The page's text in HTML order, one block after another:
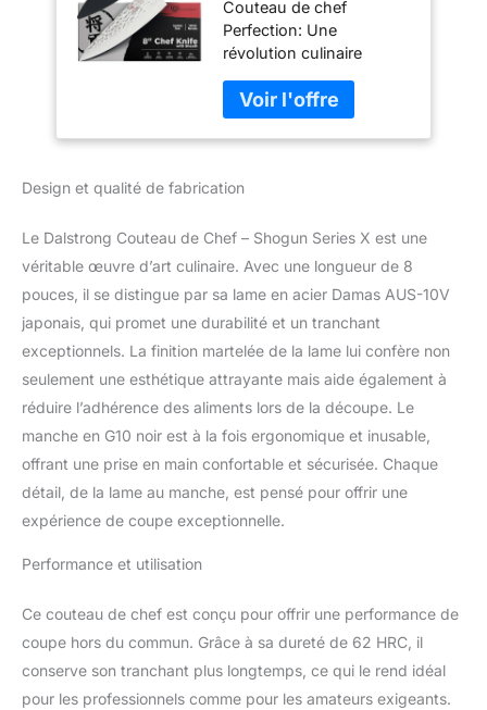
Damas - Finition
Martelée - AUS-10V
Japonais Super
Steel - Poignée G10
Noire - Avec Gaine
Couteau de chef
Perfection: Une
révolution culinaire
savoir-faire exceptionnel
et primé, une technologie
d'avant-garde, un design
meilleurs matériaux
performances maximales
n'ont jamais été aussi
bonnes pour vous et
votre porte-monnaie.
Performances inégalées:
Le cuir chevelu
impitoyablement
est fini à la main pour un
poli miroir dans un angle
de 8-12 degrés
stupéfiant en utilisant la
étapes Honbazuke.
corrosion améliorées.
Full tang pour une
superbe robustesse et
triple riveté pour encore
Design et qualité de fabrication
Le Dalstrong Couteau de Chef – Shogun Series X est une
véritable œuvre d’art culinaire. Avec une longueur de 8
pouces, il se distingue par sa lame en acier Damas AUS-10V
japonais, qui promet une durabilité et un tranchant
exceptionnels. La finition martelée de la lame lui confère non
seulement une esthétique attrayante mais aide également à
réduire l’adhérence des aliments lors de la découpe. Le
manche en G10 noir est à la fois ergonomique et inusable,
offrant une prise en main confortable et sécurisée. Chaque
détail, de la lame au manche, est pensé pour offrir une
expérience de coupe exceptionnelle.
Performance et utilisation
Ce couteau de chef est conçu pour offrir une performance de
coupe hors du commun. Grâce à sa dureté de 62 HRC, il
conserve son tranchant plus longtemps, ce qui le rend idéal
pour les professionnels comme pour les amateurs exigeants.